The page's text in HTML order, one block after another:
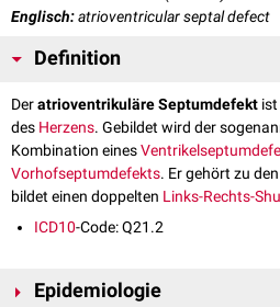
Englisch:atrioventricular septal defect
Definition
Deratrioventrikuläre Septumdefekt ist
des Herzens. Gebildet wird der
Kombination eines
Vorhofseptumdefekts. Er gehört zu den
bildet einen doppelten Links-Rechts-
ICD10-Code: Q21.2
Epidemiologie